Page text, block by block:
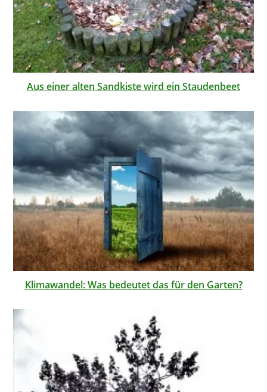
Aus einer alten Sandkiste wird ein Staudenbeet
Klimawandel: Was bedeutet das für den Garten?